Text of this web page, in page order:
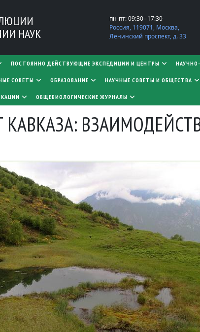
НАУК
пн-пт: 09:30−17:30
Россия, 119071, Москва,
Ленинский проспект, д. 33
ПОСТОЯННО ДЕЙСТВУЮЩИЕ ЭКСПЕДИЦИИ И ЦЕНТРЫ
СОВЕТЫ ОБРАЗОВАНИЕ НАУЧНЫЕ СОВЕТЫ И ОБЩЕСТВА
ОБЩЕБИОЛОГИЧЕСКИЕ ЖУРНАЛЫ